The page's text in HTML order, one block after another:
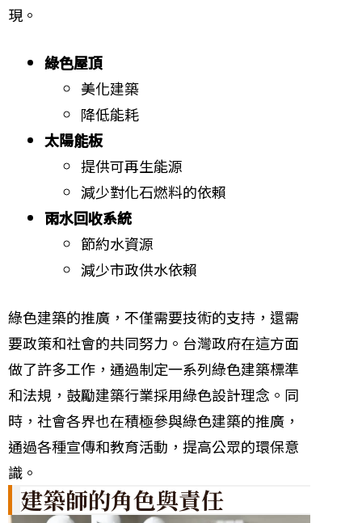
現。
綠色屋頂
美化建築
降低能耗
太陽能板
提供可再生能源
減少對化石燃料的依賴
雨水回收系統
節約水資源
減少市政供水依賴
綠色建築的推廣，不僅需要技術的支持，還需
要政策和社會的共同努力。台灣政府在這方面
做了許多工作，通過制定一系列綠色建築標準
和法規，鼓勵建築行業採用綠色設計理念。同
時，社會各界也在積極參與綠色建築的推廣，
通過各種宣傳和教育活動，提高公眾的環保意
識。
建築師的角色與責任